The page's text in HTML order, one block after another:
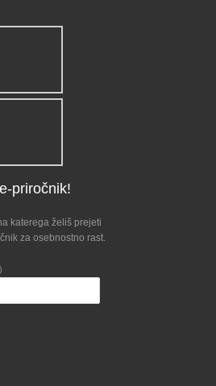
priročnik!
katerega želiš prejeti
za osebnostno rast.